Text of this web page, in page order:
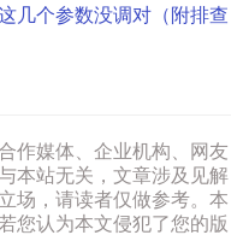
几个参数没调对（附排查
作媒体、企业机构、网友
本站无关，文章涉及见解
场，请读者仅做参考。本
您认为本文侵犯了您的版